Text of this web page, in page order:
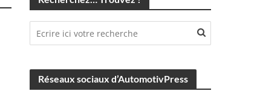
Réseaux sociaux d’AutomotivPress